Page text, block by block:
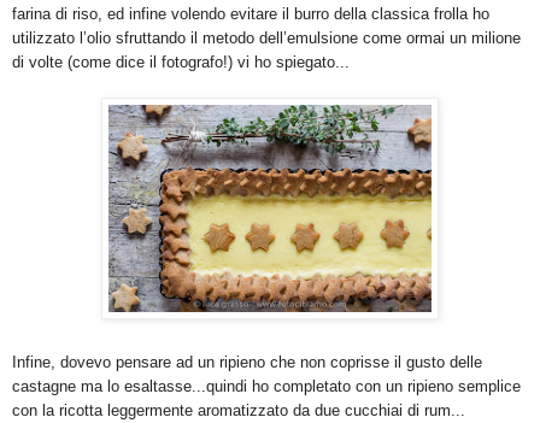
farina di riso, ed infine volendo evitare il burro della classica frolla ho
utilizzato l’olio sfruttando il metodo dell’emulsione come ormai un milione
di volte (come dice il fotografo!) vi ho spiegato...
Infine, dovevo pensare ad un ripieno che non coprisse il gusto delle
castagne ma lo esaltasse...quindi ho completato con un ripieno semplice
con la ricotta leggermente aromatizzato da due cucchiai di rum...